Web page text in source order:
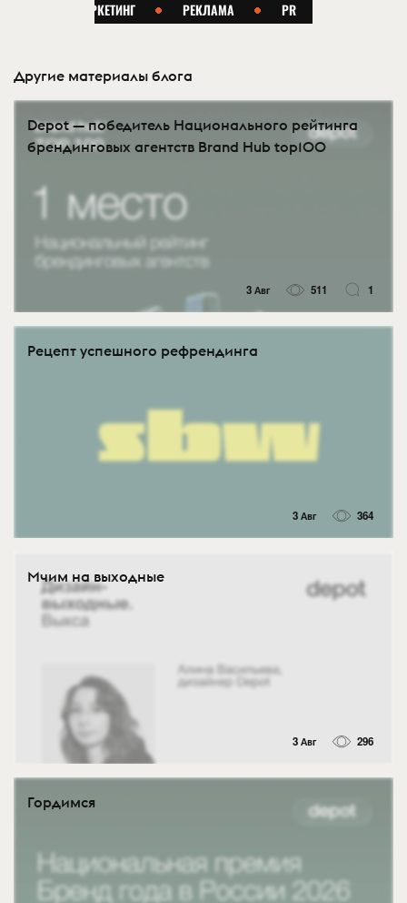
Другие материалы блога
Depot — победитель Национального рейтинга
брендинговых агентств Brand Hub top100
3 Авг 511 1
Рецепт успешного рефрендинга
3 Авг 364
Мчим на выходные
3 Авг 296
Гордимся